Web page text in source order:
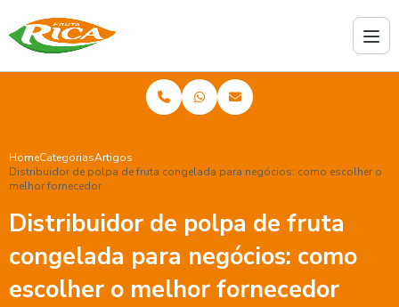
HomeCategoriasArtigos
Distribuidor de polpa de fruta congelada para negócios: como escolher o
melhor fornecedor
Distribuidor de polpa de fruta
congelada para negócios: como
escolher o melhor fornecedor